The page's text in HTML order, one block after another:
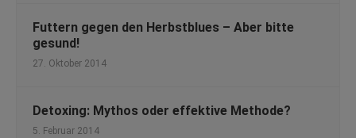
Futtern gegen den Herbstblues – Aber bitte
gesund!
27. Oktober 2014
Detoxing: Mythos oder effektive Methode?
5. Februar 2014